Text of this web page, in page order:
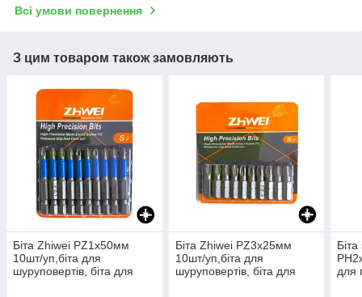
Всі умови повернення
З цим товаром також замовляють
Біта Zhiwei PZ1х50мм
10шт/уп,біта для
шуруповертів, біта для
Біта Zhiwei PZ3х25мм
10шт/уп,біта для
шуруповертів, біта для
для